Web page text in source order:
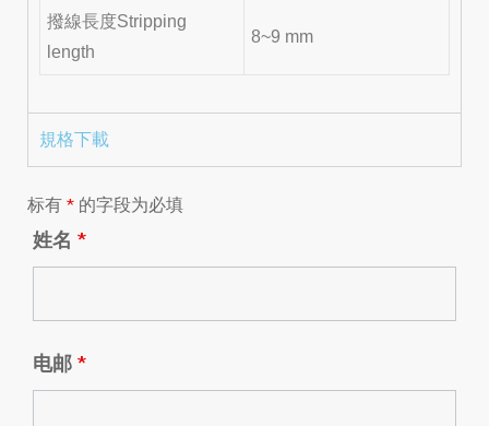
撥線長度Stripping
length
8~9 mm
規格下載
标有 * 的字段为必填
姓名 *
电邮 *